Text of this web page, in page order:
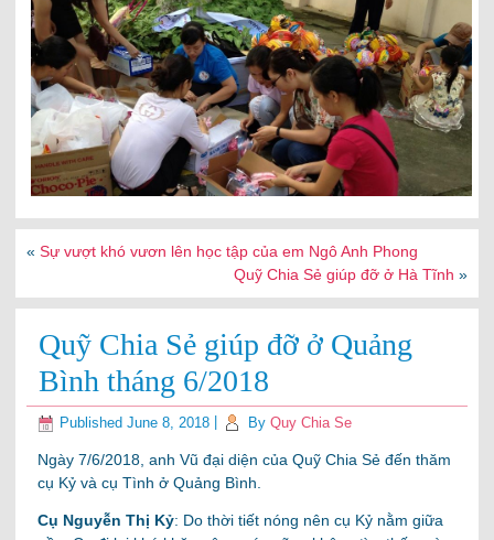
«Sự vượt khó vươn lên học tập của em Ngô Anh Phong
Quỹ Chia Sẻ giúp đỡ ở Hà Tĩnh »
Quỹ Chia Sẻ giúp đỡ ở Quảng
Bình tháng 6/2018
Published June 8, 2018 By Quy Chia Se
Ngày 7/6/2018, anh Vũ đại diện của Quỹ Chia Sẻ đến thăm
cụ Kỷ và cụ Tình ở Quảng Bình.
Cụ Nguyễn Thị Kỷ: Do thời tiết nóng nên cụ Kỷ nằm giữa